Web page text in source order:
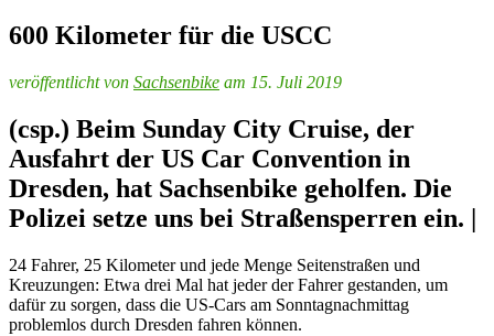
600 Kilometer für die USCC
veröffentlicht von Sachsenbike am 15. Juli 2019
(csp.) Beim Sunday City Cruise, der
Ausfahrt der US Car Convention in
Dresden, hat Sachsenbike geholfen. Die
Polizei setze uns bei Straßensperren ein. |
24 Fahrer, 25 Kilometer und jede Menge Seitenstraßen und
Kreuzungen: Etwa drei Mal hat jeder der Fahrer gestanden, um
dafür zu sorgen, dass die US-Cars am Sonntagnachmittag
problemlos durch Dresden fahren können.